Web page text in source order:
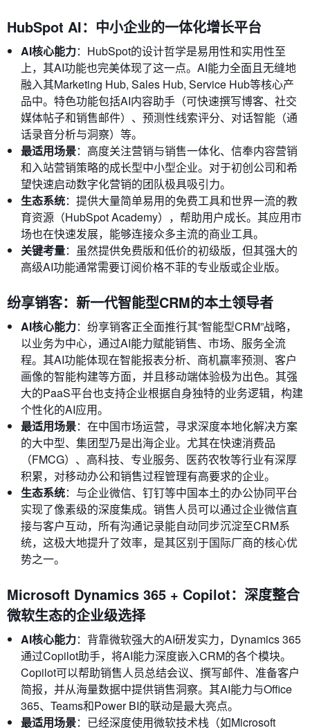
HubSpot AI：中小企业的一体化增长平台
AI核心能力：HubSpot的设计哲学是易用性和实用性至
上，其AI功能也完美体现了这一点。AI能力全面且无缝地
融入其Marketing Hub, Sales Hub, Service Hub等核心产
品中。特色功能包括AI内容助手（可快速撰写博客、社交
媒体帖子和销售邮件）、预测性线索评分、对话智能（通
话录音分析与洞察）等。
最适用场景：高度关注营销与销售一体化、信奉内容营销
和入站营销策略的成长型中小型企业。对于初创公司和希
望快速启动数字化营销的团队极具吸引力。
生态系统：提供大量简单易用的免费工具和世界一流的教
育资源（HubSpot Academy），帮助用户成长。其应用市
场也在快速发展，能够连接众多主流的商业工具。
关键考量：虽然提供免费版和低价的初级版，但其强大的
高级AI功能通常需要订阅价格不菲的专业版或企业版。
纷享销客：新一代智能型CRM的本土领导者
AI核心能力：纷享销客正全面推行其“智能型CRM”战略，
以业务为中心，通过AI能力赋能销售、市场、服务全流
程。其AI功能体现在智能报表分析、商机赢率预测、客户
画像的智能构建等方面，并且移动端体验极为出色。其强
大的PaaS平台也支持企业根据自身独特的业务逻辑，构建
个性化的AI应用。
最适用场景：在中国市场运营，寻求深度本地化解决方案
的大中型、集团型乃是出海企业。尤其在快速消费品
（FMCG）、高科技、专业服务、医药农牧等行业有深厚
积累，对移动办公和销售过程管理有高要求的企业。
生态系统：与企业微信、钉钉等中国本土的办公协同平台
实现了像素级的深度集成。销售人员可以通过企业微信直
接与客户互动，所有沟通记录能自动同步沉淀至CRM系
统，这极大地提升了效率，是其区别于国际厂商的核心优
势之一。
Microsoft Dynamics 365 + Copilot：深度整合
微软生态的企业级选择
AI核心能力：背靠微软强大的AI研发实力，Dynamics 365
通过Copilot助手，将AI能力深度嵌入CRM的各个模块。
Copilot可以帮助销售人员总结会议、撰写邮件、准备客户
简报，并从海量数据中提供销售洞察。其AI能力与Office
365、Teams和Power BI的联动是最大亮点。
最适用场景：已经深度使用微软技术栈（如Microsoft